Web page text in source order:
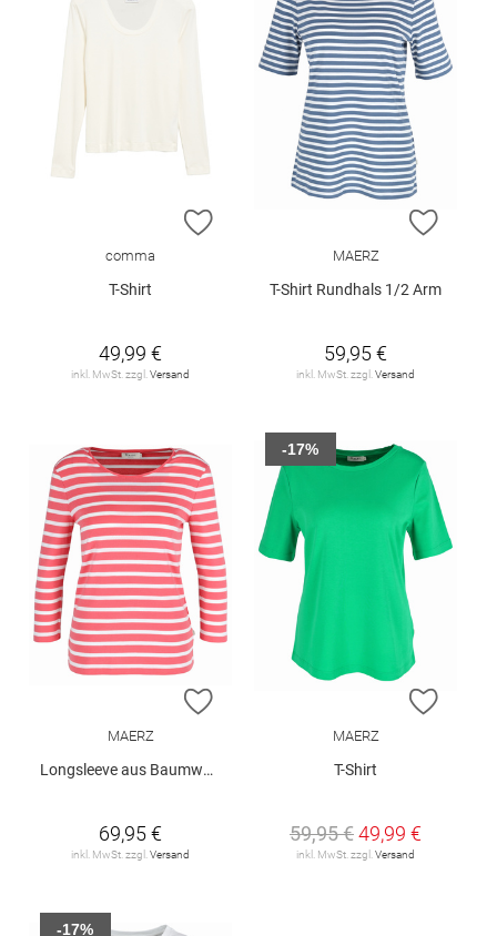
ZUR WUNSCHLISTE HINZUFÜGEN
comma
T-Shirt
49,99 €
inkl. MwSt. zzgl. Versand
ZUR
MAERZ
T-Shirt Rundhals 1/2 Arm
59,95 €
inkl. MwSt. zzgl. Versand
ZUR WUNSCHLISTE HINZUFÜGEN
MAERZ
Longsleeve aus Baumwolle
69,95 €
inkl. MwSt. zzgl. Versand
ZUR
MAERZ
T-Shirt
59,95 €49,99 €
inkl. MwSt. zzgl. Versand
-17%
-17%